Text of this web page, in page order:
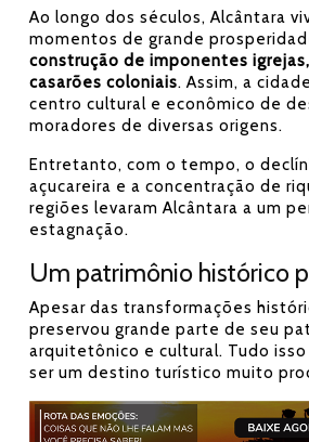
Ao longo dos séculos, Alcântara
momentos de grande
construção de imponentes
casarões coloniais. Assim, a
centro cultural e econômico de
moradores de diversas origens.
Entretanto, com o tempo, o
açucareira e a concentração de
regiões levaram Alcântara a um
estagnação.
Um patrimônio histórico
Apesar das transformações
preservou grande parte de seu
arquitetônico e cultural. Tudo
ser um destino turístico muito